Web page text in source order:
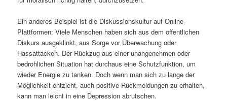
g
en
n
Ein anderes Beispiel ist die Diskussionskultur auf Online-
Plattformen: Viele Menschen haben sich aus dem öffentlichen
Diskurs ausgeklinkt, aus Sorge vor Überwachung oder
Hassattacken. Der Rückzug aus einer unangenehmen oder
bedrohlichen Situation hat durchaus eine Schutzfunktion, um
wieder Energie zu tanken. Doch wenn man sich zu lange der
Möglichkeit entzieht, auch positive Rückmeldungen zu erhalten,
kann man leicht in eine Depression abrutschen.